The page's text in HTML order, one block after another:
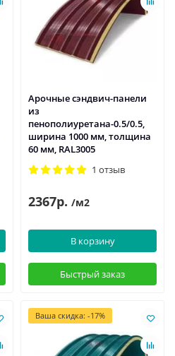
Арочные сэндвич-панели
из
пенополиуретана-0.5/0.5,
ширина 1000 мм, толщина
60 мм, RAL3005
1 отзыв
2367р. /м2
В корзину
Быстрый заказ
Ваша скидка: -17%